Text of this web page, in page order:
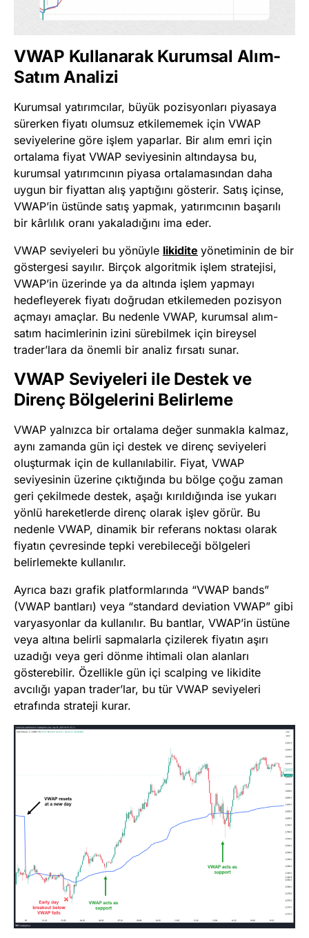
VWAP Kullanarak Kurumsal Alım-
Satım Analizi
Kurumsal yatırımcılar, büyük pozisyonları piyasaya
sürerken fiyatı olumsuz etkilememek için VWAP
seviyelerine göre işlem yaparlar. Bir alım emri için
ortalama fiyat VWAP seviyesinin altındaysa bu,
kurumsal yatırımcının piyasa ortalamasından daha
uygun bir fiyattan alış yaptığını gösterir. Satış içinse,
VWAP’in üstünde satış yapmak, yatırımcının başarılı
bir kârlılık oranı yakaladığını ima eder.
VWAP seviyeleri bu yönüyle likidite yönetiminin de bir
göstergesi sayılır. Birçok algoritmik işlem stratejisi,
VWAP’in üzerinde ya da altında işlem yapmayı
hedefleyerek fiyatı doğrudan etkilemeden pozisyon
açmayı amaçlar. Bu nedenle VWAP, kurumsal alım-
satım hacimlerinin izini sürebilmek için bireysel
trader’lara da önemli bir analiz fırsatı sunar.
VWAP Seviyeleri ile Destek ve
Direnç Bölgelerini Belirleme
VWAP yalnızca bir ortalama değer sunmakla kalmaz,
aynı zamanda gün içi destek ve direnç seviyeleri
oluşturmak için de kullanılabilir. Fiyat, VWAP
seviyesinin üzerine çıktığında bu bölge çoğu zaman
geri çekilmede destek, aşağı kırıldığında ise yukarı
yönlü hareketlerde direnç olarak işlev görür. Bu
nedenle VWAP, dinamik bir referans noktası olarak
fiyatın çevresinde tepki verebileceği bölgeleri
belirlemekte kullanılır.
Ayrıca bazı grafik platformlarında “VWAP bands”
(VWAP bantları) veya “standard deviation VWAP” gibi
varyasyonlar da kullanılır. Bu bantlar, VWAP’in üstüne
veya altına belirli sapmalarla çizilerek fiyatın aşırı
uzadığı veya geri dönme ihtimali olan alanları
gösterebilir. Özellikle gün içi scalping ve likidite
avcılığı yapan trader’lar, bu tür VWAP seviyeleri
etrafında strateji kurar.